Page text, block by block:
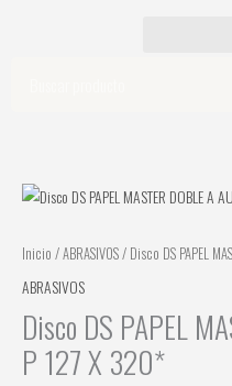
Inicio /ABRASIVOS/ Disco DS PAPEL
ABRASIVOS
Disco DS PAPEL
P 127 X 320*